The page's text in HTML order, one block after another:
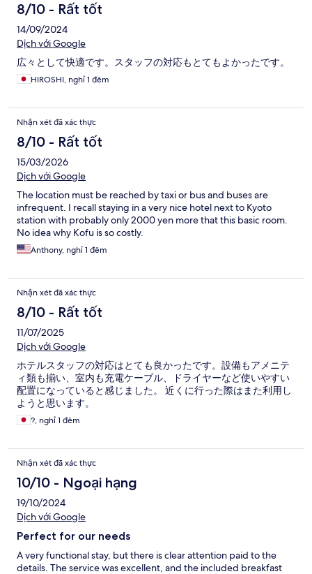
8/10 - Rất tốt
14/09/2024
Dịch với Google
広々として快適です。スタッフの対応もとてもよかったです。
HIROSHI, nghỉ 1 đêm
Nhận xét đã xác thực
8/10 - Rất tốt
15/03/2026
Dịch với Google
The location must be reached by taxi or bus and buses are
infrequent. I recall staying in a very nice hotel next to Kyoto
station with probably only 2000 yen more that this basic room.
No idea why Kofu is so costly.
Anthony, nghỉ 1 đêm
Nhận xét đã xác thực
8/10 - Rất tốt
11/07/2025
Dịch với Google
ホテルスタッフの対応はとても良かったです。設備もアメニテ
ィ類も揃い、室内も充電ケーブル、ドライヤーなど使いやすい
配置になっていると感じました。 近くに行った際はまた利用し
ようと思います。
?, nghỉ 1 đêm
Nhận xét đã xác thực
10/10 - Ngoại hạng
19/10/2024
Dịch với Google
Perfect for our needs
A very functional stay, but there is clear attention paid to the
details. The service was excellent, and the included breakfast